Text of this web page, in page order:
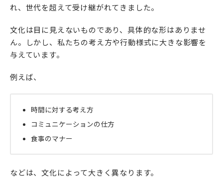
れ、世代を超えて受け継がれてきました。
文化は目に見えないものであり、具体的な形はありませ
ん。しかし、私たちの考え方や行動様式に大きな影響を
与えています。
例えば、
時間に対する考え方
コミュニケーションの仕方
食事のマナー
などは、文化によって大きく異なります。